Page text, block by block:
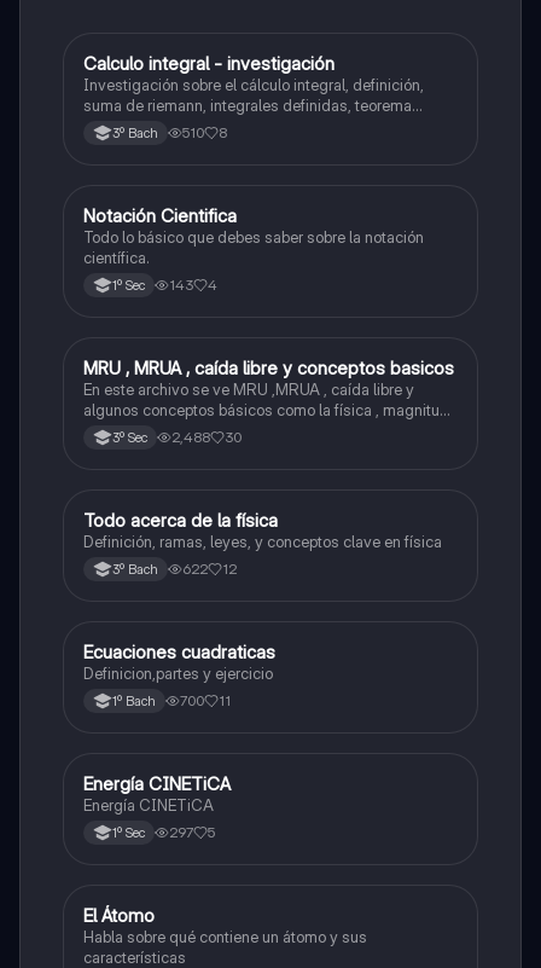
Matemáticas
Calculo integral - investigación
Investigación sobre el cálculo integral, definición,
suma de riemann, integrales definidas, teorema
fundamental del cálculo, antiderivadas, integrales
indefinidas y ejemplos.
3º Bach 510 8
Matemáticas
Notación Cientifica
Todo lo básico que debes saber sobre la notación
científica.
1º Sec 143 4
Física
MRU , MRUA , caída libre y conceptos basicos
En este archivo se ve MRU ,MRUA , caída libre y
algunos conceptos básicos como la física , magnitud ,
fenómenos físico , etc...
3º Sec 2,488 30
Física
Todo acerca de la física
Definición, ramas, leyes, y conceptos clave en física
3º Bach 622 12
Física
Ecuaciones cuadraticas
Definicion,partes y ejercicio
1º Bach 700 11
Física
Energía CINETiCA
Energía CINETiCA
1º Sec 297 5
Física
El Átomo
Habla sobre qué contiene un átomo y sus
características